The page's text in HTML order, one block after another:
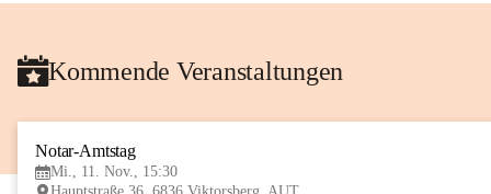
Kommende Veranstaltungen
Notar-Amtstag
Mi., 11. Nov., 15:30